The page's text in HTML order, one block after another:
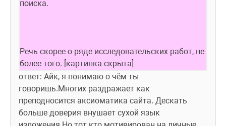
поиска.
Речь скорее о ряде исследовательских работ, не
более того. [картинка скрыта]
ответ: Айк, я понимаю о чём ты
говоришь.Многих раздражает как
преподносится аксиоматика сайта. Дескать
больше доверия внушает сухой язык